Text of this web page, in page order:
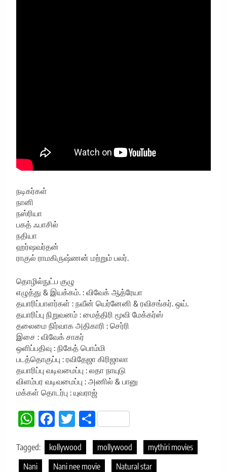
நடிகர்கள்
நானி
நஸ்ரியா
பகத் ஃபாசில்
நதியா
ஹர்ஷவர்தன்
ராகுல் ராமகிருஷ்ணன் மற்றும் பலர்.
தொழில்நுட்ப குழு
எழுத்து & இயக்கம். : விவேக் ஆத்ரேயா
தயாரிப்பாளர்கள் : நவீன் யெர்னேனி & ரவிசங்கர். ஒய்.
தயாரிப்பு நிறுவனம் : மைத்திரி மூவி மேக்கர்ஸ்
தலைமை நிர்வாக அதிகாரி : செர்ரி
இசை : விவேக் சாகர்
ஒளிப்பதிவு : நிகேத் பொம்மி
படத்தொகுப்பு : ரவிதேஜா கிரிஜாலா
தயாரிப்பு வடிவமைப்பு : லதா நாயுடு
விளம்பர வடிவமைப்பு : அணில் & பானு
மக்கள் தொடர்பு : யுவராஜ்
WhatsApp
Facebook
TwitterShare
Tagged: kollywood mollywood
mythiri movies
Nani
Nani nee movie
Natural star